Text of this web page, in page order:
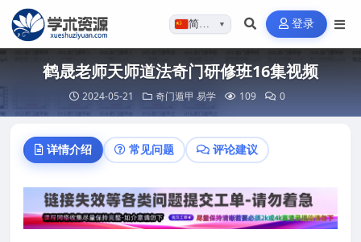
简体…▼ 登录
鹤晟老师天师道法奇门研修班16集视频
2024-05-21 奇门遁甲 易学 109 0
详情介绍 常见问题 评论建议